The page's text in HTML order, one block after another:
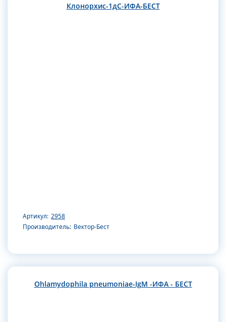
Клонорхис-1дС-ИФА-БЕСТ
Артикул: 2958
Производитель: Вектор-Бест
Ohlamydophila pneumoniae-IgM -ИФА - БЕСТ